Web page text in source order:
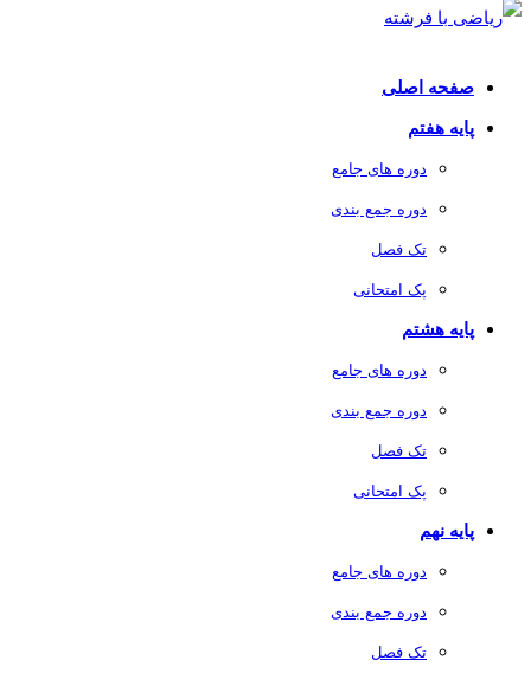
صفحه اصلی
پایه هفتم
دوره های جامع
دوره جمع بندی
تک فصل
پک امتحانی
پایه هشتم
دوره های جامع
دوره جمع بندی
تک فصل
پک امتحانی
پایه نهم
دوره های جامع
دوره جمع بندی
تک فصل